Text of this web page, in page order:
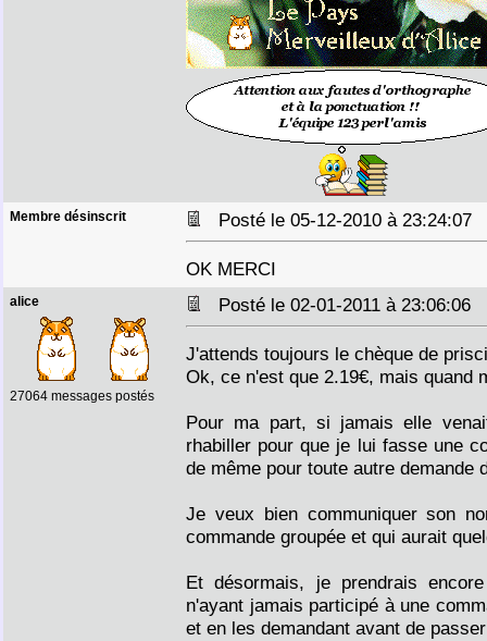
Membre désinscrit Posté le 05-12-2010 à 23:24:07
OK MERCI
alice
27064 messages postés
Posté le 02-01-2011 à 23:06:06
J'attends toujours le chèque de
Ok, ce n'est que 2.19€, mais quand
Pour ma part, si jamais elle
rhabiller pour que je lui fasse une
de même pour toute autre demande
Je veux bien communiquer son
commande groupée et qui aurait
Et désormais, je prendrais
n'ayant jamais participé à une
et en les demandant avant de